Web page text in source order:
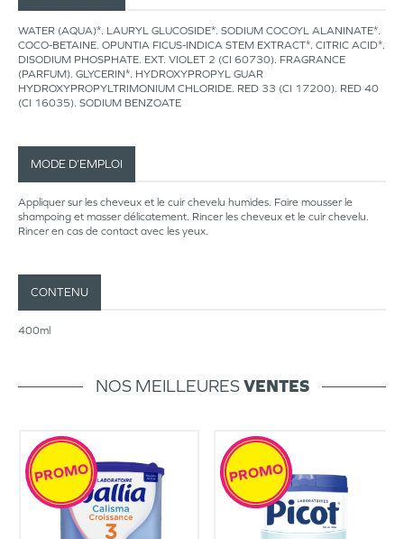
WATER (AQUA)*. LAURYL GLUCOSIDE*. SODIUM COCOYL ALANINATE*.
COCO-BETAINE. OPUNTIA FICUS-INDICA STEM EXTRACT*. CITRIC ACID*.
DISODIUM PHOSPHATE. EXT. VIOLET 2 (CI 60730). FRAGRANCE
(PARFUM). GLYCERIN*. HYDROXYPROPYL GUAR
HYDROXYPROPYLTRIMONIUM CHLORIDE. RED 33 (CI 17200). RED 40
(CI 16035). SODIUM BENZOATE
MODE D’EMPLOI
Appliquer sur les cheveux et le cuir chevelu humides. Faire mousser le
shampoing et masser délicatement. Rincer les cheveux et le cuir chevelu.
Rincer en cas de contact avec les yeux.
CONTENU
400ml
NOS MEILLEURESVENTES
PROMO PROMO